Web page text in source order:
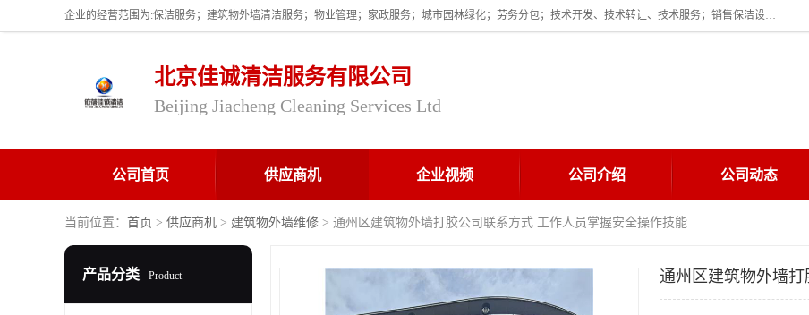
企业的经营范围为:保洁服务；建筑物外墙清洁服务；物业管理；家政服务；城市园林绿化；劳务分包；技术开发、技术转让、技术服务；销售保洁设备、卫生用品、化工产品（不含危险化学品及一类易制毒化学品）、日用品、办公设备、建筑材料、装饰材料；图文设计；清洁服务（不含餐具消毒）；中央空调维修；工程设计；施工总承包；专业承包。
北京佳诚清洁服务有限公司
Beijing Jiacheng Cleaning Services Ltd
公司首页 供应商机 企业视频 公司介绍 公司动态
当前位置： 首页 > 供应商机 > 建筑物外墙维修 > 通州区建筑物外墙打胶公司联系方式 工作人员掌握安全操作技能
产品分类 Product 通州区建筑物外墙